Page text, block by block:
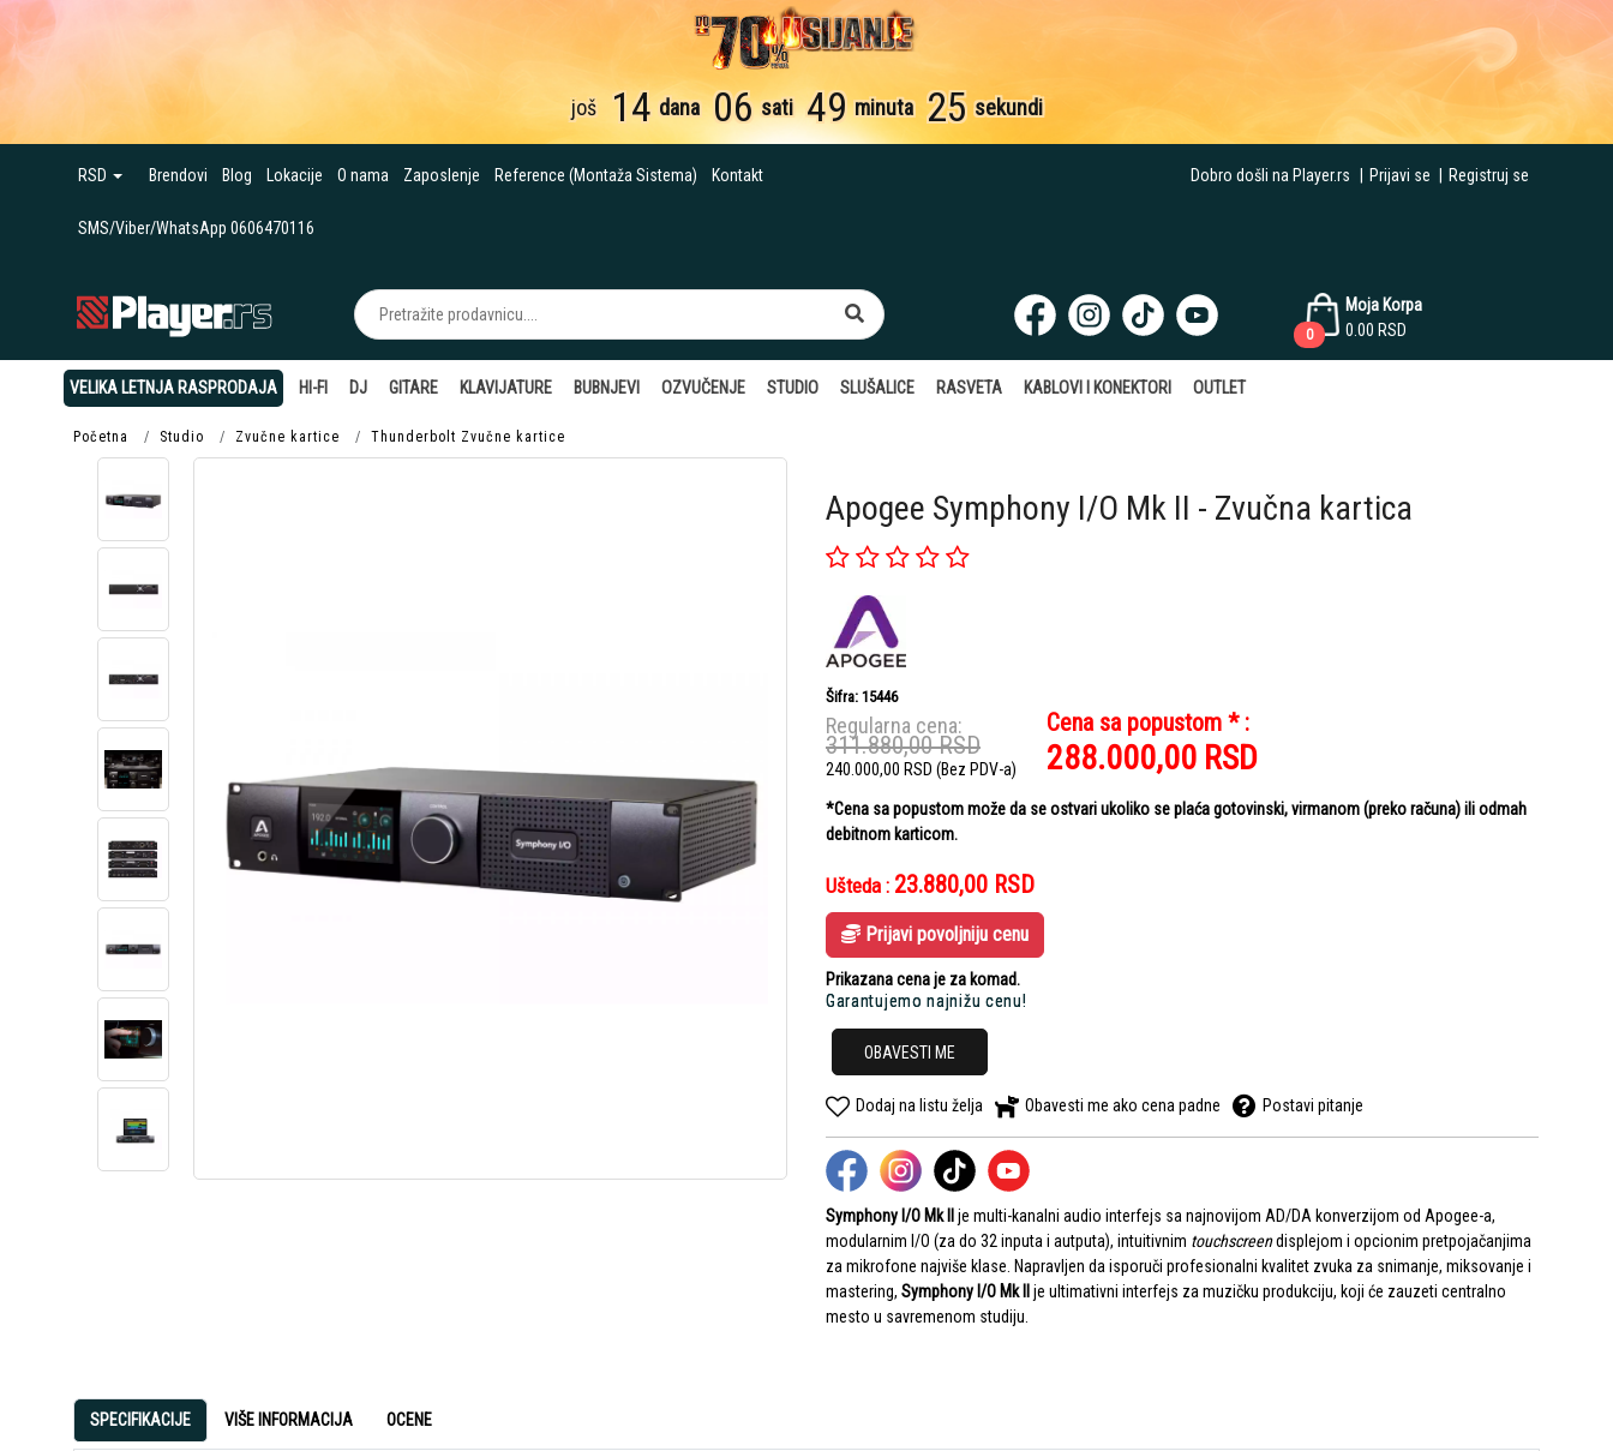
još 14 dana 06 sati 49 minuta 24 sekunde
RSD Brendovi Blog Lokacije O nama Zaposlenje Reference (Montaža Sistema) Kontakt
SMS/Viber/WhatsApp 0606470116
Dobro došli na Player.rs Prijavi se Registruj se
Moja Korpa
0.00 RSD
0
VELIKA LETNJA RASPRODAJA HI-FI DJ GITARE KLAVIJATURE BUBNJEVI OZVUČENJE STUDIO SLUŠALICE RASVETA KABLOVI I KONEKTORI OUTLET
Početna Studio Zvučne kartice Thunderbolt Zvučne kartice
Apogee Symphony I/O Mk II - Zvučna kartica
Šifra: 15446
Regularna cena:
311.880,00RSD
240.000,00 RSD (Bez PDV-a)
Cena sa popustom * :
288.000,00 RSD
*Cena sa popustom može da se ostvari ukoliko se plaća gotovinski, virmanom (preko računa) ili odmah
debitnom karticom.
Ušteda : 23.880,00 RSD
Prijavi povoljniju cenu
Prikazana cena je za komad.
Garantujemo najnižu cenu!
OBAVESTI ME
Dodaj na listu želja Obavesti me ako cena padne Postavi pitanje
Symphony I/O MkII je multi-kanalni audio interfejs sa najnovijom AD/DA konverzijom od Apogee-a,
modularnim I/O (za do 32 inputa i autputa), intuitivnim touchscreendisplejom i opcionim pretpojačanjima
za mikrofone najviše klase. Napravljen da isporuči profesionalni kvalitet zvuka za snimanje, miksovanje i
mastering, Symphony I/O MkII je ultimativni interfejs za muzičku produkciju, koji će zauzeti centralno
mesto u savremenom studiju.
SPECIFIKACIJE VIŠE INFORMACIJA OCENE